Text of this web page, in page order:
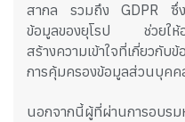
สากล รวมถึง GDPR ซึ่ง
ข้อมูลของยุโรป ช่วยให้อ
สร้างความเข้าใจที่เกี่ยวกับ
การคุ้มครองข้อมูลส่วนบุคค
นอกจากนี้ผู้ที่ผ่านการอบรม